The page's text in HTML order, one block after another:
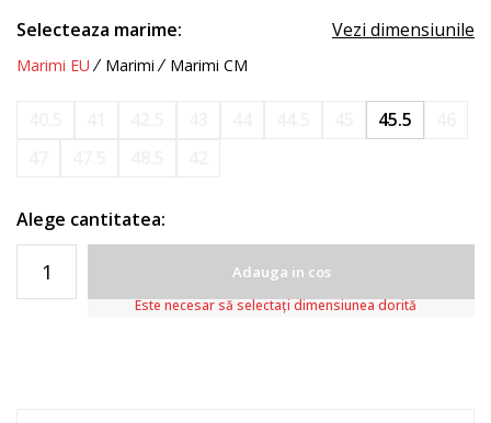
Selecteaza marime: Vezi dimensiunile
Marimi EU Marimi Marimi CM
45.5
Alege cantitatea:
Adauga in cos
Este necesar să selectați dimensiunea dorită